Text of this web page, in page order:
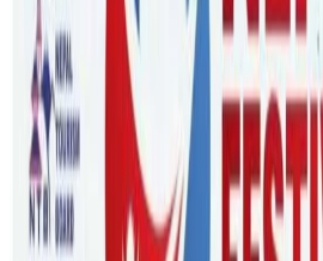
Friday, 2021 December 31 / 7:33 am
अ− अ